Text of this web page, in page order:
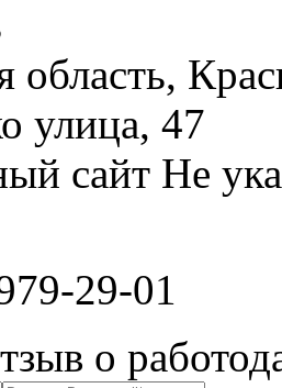
область,
улица, 47
сайт Не
29-01
о